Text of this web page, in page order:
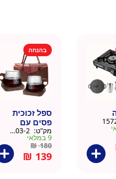
בהנחה
ספל זכוכית
פסים עם
תחתית וידית עץ
– מארז 2 יח
מק”ט:
9 במלאי
₪180
₪ 139